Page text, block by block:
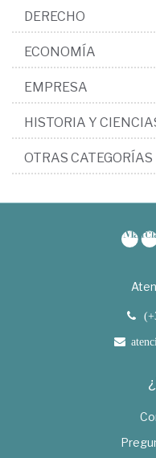
DERECHO
ECONOMÍA
EMPRESA
HISTORIA Y
OTRAS CATEGORÍAS